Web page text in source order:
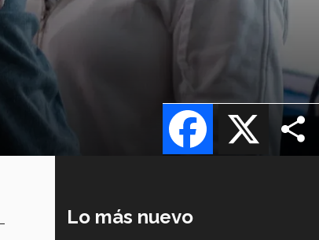
X
Facebook
Lo más nuevo